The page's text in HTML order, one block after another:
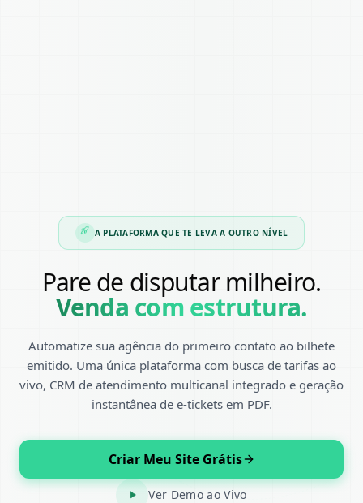
A PLATAFORMA QUE TE LEVA A OUTRO NÍVEL
Pare de disputar milheiro.
Venda com estrutura.
Automatize sua agência do primeiro contato ao bilhete
emitido. Uma única plataforma com busca de tarifas ao
vivo, CRM de atendimento multicanal integrado e geração
instantânea de e-tickets em PDF.
Criar Meu Site Grátis
Ver Demo ao Vivo